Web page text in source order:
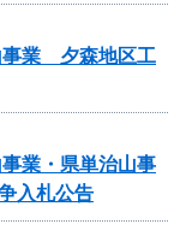
事業 夕森地区工
業・県単治山事
入札公告